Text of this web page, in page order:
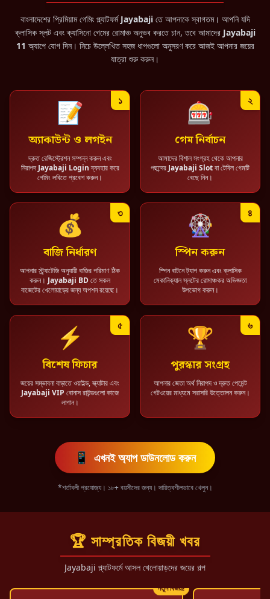
বাংলাদেশের প্রিমিয়াম গেমিং প্ল্যাটফর্ম Jayabajiতে আপনাকে স্বাগতম। আপনি যদি
ক্লাসিক স্লট এবং ক্যাসিনো গেমের রোমাঞ্চ অনুভব করতে চান, তবে আমাদের Jayabaji
11 অ্যাপে যোগ দিন। নিচে উল্লেখিত সহজ ধাপগুলো অনুসরণ করে আজই আপনার জয়ের
যাত্রা শুরু করুন।
১
📝
অ্যাকাউন্ট ও লগইন
দ্রুত রেজিস্ট্রেশন সম্পন্ন করুন এবং
নিরাপদJayabaji Loginব্যবহার করে
গেমিং লবিতে প্রবেশ করুন।
২
🎰
গেম নির্বাচন
আমাদের বিশাল সংগ্রহ থেকে আপনার
পছন্দের Jayabaji Slotবা টেবিল গেমটি
বেছে নিন।
৩
💰
বাজি নির্ধারণ
আপনার স্ট্র্যাটেজি অনুযায়ী বাজির পরিমাণ ঠিক
করুন। Jayabaji BDতে সকল
বাজেটের খেলোয়াড়ের জন্য অপশন রয়েছে।
৪
🎡
স্পিন করুন
স্পিন বাটনে ট্যাপ করুন এবং ক্লাসিক
মেকানিক্যাল স্লটের রোমাঞ্চকর অভিজ্ঞতা
উপভোগ করুন।
৫
⚡
বিশেষ ফিচার
জয়ের সম্ভাবনা বাড়াতে ওয়াইল্ড, স্ক্যাটার এবং
Jayabaji VIP বোনাস রাউন্ডগুলো কাজে
লাগান।
৬
🏆
পুরস্কার সংগ্রহ
আপনার জেতা অর্থ নিরাপদ ও দ্রুত পেমেন্ট
গেটওয়ের মাধ্যমে সরাসরি উত্তোলন করুন।
📱 এখনই অ্যাপ ডাউনলোড করুন
*শর্তাবলী প্রযোজ্য। ১৮+ বয়সীদের জন্য। দায়িত্বশীলভাবে খেলুন।
🏆 সাম্প্রতিক বিজয়ী খবর
Jayabaji প্ল্যাটফর্মে আসল খেলোয়াড়দের জয়ের গল্প